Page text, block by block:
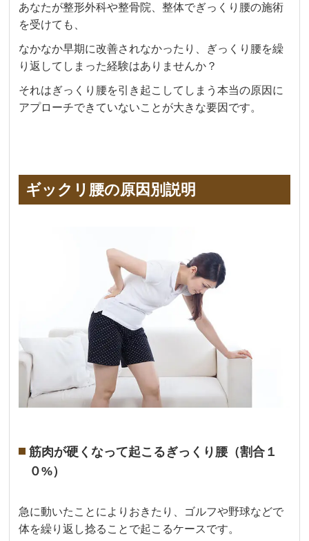
あなたが整形外科や整骨院、整体でぎっくり腰の施術
を受けても、
なかなか早期に改善されなかったり、ぎっくり腰を繰
り返してしまった経験はありませんか？
それはぎっくり腰を引き起こしてしまう本当の原因に
アプローチできていないことが大きな要因です。
ギックリ腰の原因別説明
筋肉が硬くなって起こるぎっくり腰（割合１
０%）
急に動いたことによりおきたり、ゴルフや野球などで
体を繰り返し捻ることで起こるケースです。